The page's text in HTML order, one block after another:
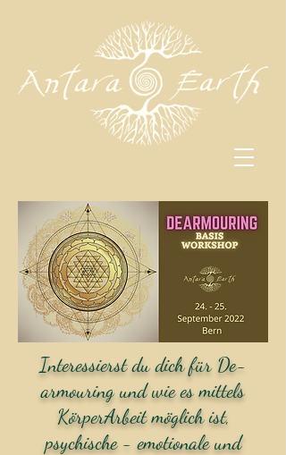
Interessierst du dich für De-
armouring und wie es mittels
KörperArbeit möglich ist,
psychische - emotionale und